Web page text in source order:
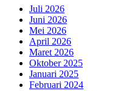
Juli 2026
Juni 2026
Mei 2026
April 2026
Maret 2026
Oktober 2025
Januari 2025
Februari 2024